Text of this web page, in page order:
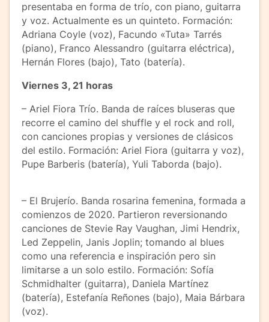
presentaba en forma de trío, con piano, guitarra
y voz. Actualmente es un quinteto. Formación:
Adriana Coyle (voz), Facundo «Tuta» Tarrés
(piano), Franco Alessandro (guitarra eléctrica),
Hernán Flores (bajo), Tato (batería).
Viernes 3, 21 horas
– Ariel Fiora Trío. Banda de raíces bluseras que
recorre el camino del shuffle y el rock and roll,
con canciones propias y versiones de clásicos
del estilo. Formación: Ariel Fiora (guitarra y voz),
Pupe Barberis (batería), Yuli Taborda (bajo).
– El Brujerío. Banda rosarina femenina, formada a
comienzos de 2020. Partieron reversionando
canciones de Stevie Ray Vaughan, Jimi Hendrix,
Led Zeppelin, Janis Joplin; tomando al blues
como una referencia e inspiración pero sin
limitarse a un solo estilo. Formación: Sofía
Schmidhalter (guitarra), Daniela Martínez
(batería), Estefanía Reñones (bajo), Maia Bárbara
(voz).